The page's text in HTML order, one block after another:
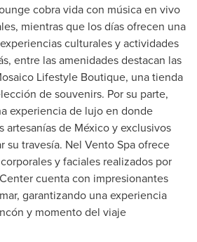
cobra vida con música en vivo
mientras que los días ofrecen una
culturales y actividades
entre las amenidades destacan las
Lifestyle Boutique, una tienda
de souvenirs. Por su parte,
experiencia de lujo en donde
artesanías de México y exclusivos
su travesía. Nel Vento Spa ofrece
y faciales realizados por
cuenta con impresionantes
garantizando una experiencia
y momento del viaje